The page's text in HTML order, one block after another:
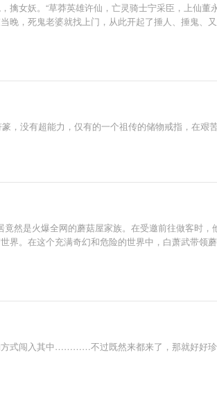
女妖。“草莽英雄许仙，亡灵骑士宁采臣，上仙
，死鬼老婆就找上门，从此开起了捶人、捶鬼、又
，没有超能力，仅有的一个祖传的储物戒指，在
然是火爆全网的蘑菇屋家族。在受邀前往做客时
界。在这个充满奇幻和危险的世界中，白萧武带
式闯入其中…………不过既然来都来了，那就好好